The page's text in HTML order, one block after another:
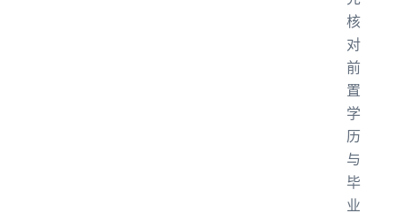
核
对
前
置
学
历
与
毕
业